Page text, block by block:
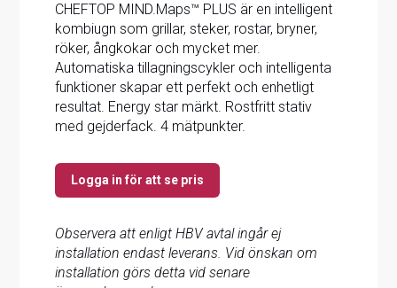
CHEFTOP MIND.Maps™ PLUS är en intelligent
kombiugn som grillar, steker, rostar, bryner,
röker, ångkokar och mycket mer.
Automatiska tillagningscykler och intelligenta
funktioner skapar ett perfekt och enhetligt
resultat. Energy star märkt. Rostfritt stativ
med gejderfack. 4 mätpunkter.
Logga in för att se pris
Observera att enligt HBV avtal ingår ej
installation endast leverans. Vid önskan om
installation görs detta vid senare